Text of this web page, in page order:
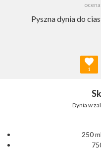
ocena:
Pyszna dynia do
1
Dynia w
250